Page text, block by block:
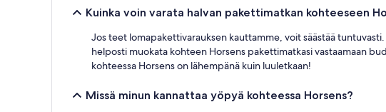
muuttua.
saatetaan
Kuinka voin varata halvan pakettimatkan kohteeseen
Jos teet lomapakettivarauksen kauttamme, voit säästää
helposti muokata kohteen Horsens pakettimatkasi vastaamaan
kohteessa Horsens on lähempänä kuin luuletkaan!
Missä minun kannattaa yöpyä kohteessa Horsens?